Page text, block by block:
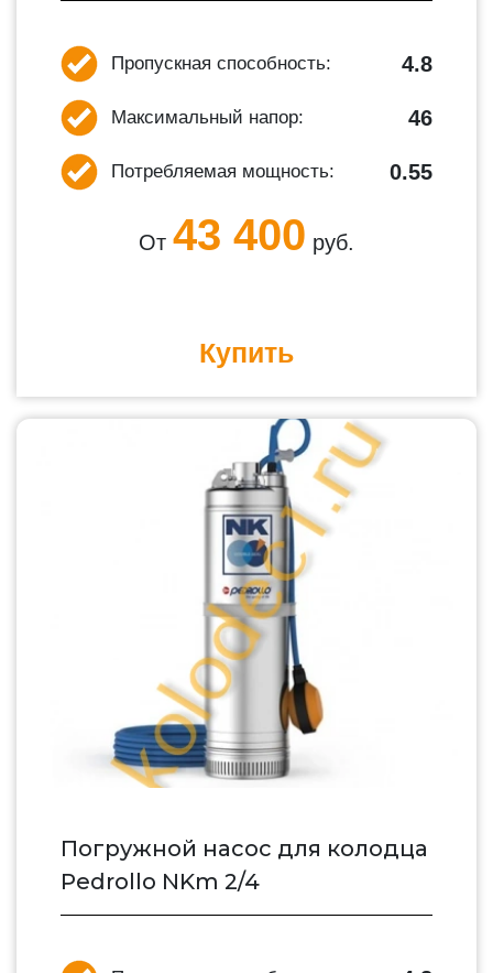
Пропускная способность: 4.8
Максимальный напор: 46
Потребляемая мощность: 0.55
От 43 400 руб.
Купить
Погружной насос для колодца
Pedrollo NKm 2/4